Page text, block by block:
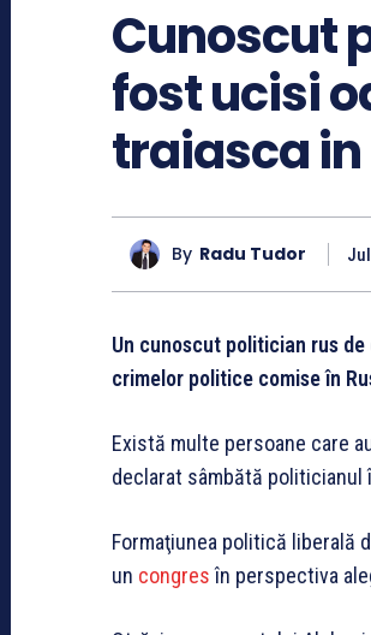
Cunoscut
fost ucisi
traiasca
By Radu Tudor
Un cunoscut politician rus
crimelor politice comise în
Există multe persoane care
declarat sâmbătă politicianul
Formaţiunea politică liberală
un congresîn perspectiva